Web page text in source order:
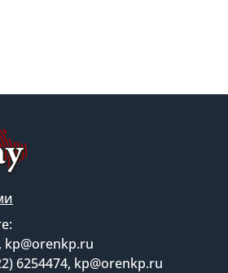
kp@orenkp.ru
6254474, kp@orenkp.ru